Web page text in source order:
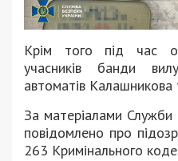
Крім того під час
учасників банди
автоматів Калашникова
За матеріалами
повідомлено про
263 Кримінального